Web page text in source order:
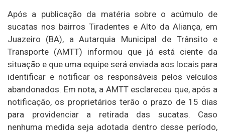
Após a publicação da matéria sobre o acúmulo de
sucatas nos bairros Tiradentes e Alto da Aliança, em
Juazeiro (BA), a Autarquia Municipal de Trânsito e
Transporte (AMTT) informou que já está ciente da
situação e que uma equipe será enviada aos locais para
identificar e notificar os responsáveis pelos veículos
abandonados. Em nota, a AMTT esclareceu que, após a
notificação, os proprietários terão o prazo de 15 dias
para providenciar a retirada das sucatas. Caso
nenhuma medida seja adotada dentro desse período,